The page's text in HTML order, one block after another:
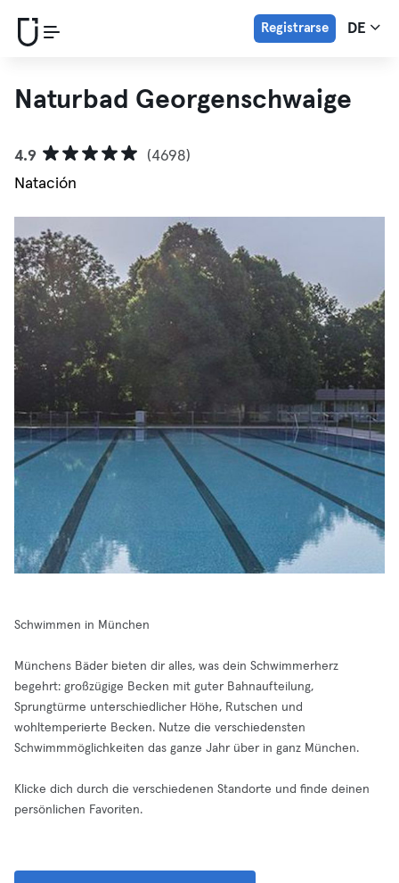
Registrarse DE
Naturbad Georgenschwaige
4.9
(4698)
Natación
Schwimmen in München
Münchens Bäder bieten dir alles, was dein Schwimmerherz
begehrt: großzügige Becken mit guter Bahnaufteilung,
Sprungtürme unterschiedlicher Höhe, Rutschen und
wohltemperierte Becken. Nutze die verschiedensten
Schwimmmöglichkeiten das ganze Jahr über in ganz München.
Klicke dich durch die verschiedenen Standorte und finde deinen
persönlichen Favoriten.